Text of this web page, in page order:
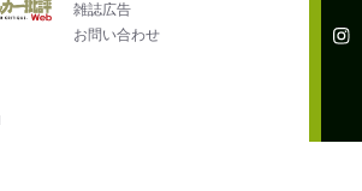
雑誌広告
お問い合わせ